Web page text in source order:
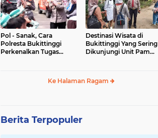
Pol - Sanak, Cara
Polresta Bukittinggi
Perkenalkan Tugas
Destinasi Wisata di
Bukittinggi Yang Sering
Dikunjungi Unit Pam
Ke Halaman Ragam
Berita Terpopuler